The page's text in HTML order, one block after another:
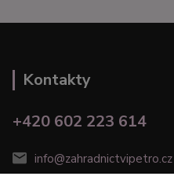
Kontakty
+420 602 223 614
info@zahradnictvipetro.cz